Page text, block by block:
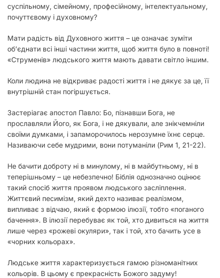
суспільному, сімейному, професійному, інтелектуальному,
почуттєвому і духовному?
Мати радість від Духовного життя – це означає зуміти
об’єднати всі інші частини життя, щоб життя було в повноті!
«Струменів» людського життя мають давати світло іншим.
Коли людина не відкриває радості життя і не дякує за це, її
внутрішній стан погіршується.
Застеріагає апостол Павло: Бо, пізнавши Бога, не
прославляли Його, як Бога, і не дякували, але знікчемніли
своїми думками, і запаморочилось нерозумне їхнє серце.
Називаючи себе мудрими, вони потуманіли (Рим 1, 21-22).
Не бачити доброту ні в минулому, ні в майбутньому, ні в
теперішньому – це небезпечно! Біблія однозначно оцінює
такий спосіб життя проявом людського засліплення.
Життєвий песимізм, який дехто називає реалізмом,
випливає з відчаю, який є формою ілюзії, тобто «поганого
бачення». В ілюзії перебуває як той, хто дивиться на життя
лише через «рожеві окуляри», так і той, хто бачить усе в
«чорних кольорах».
Людське життя характеризується гамою різноманітних
кольорів. В цьому є прекрасність Божого задуму!